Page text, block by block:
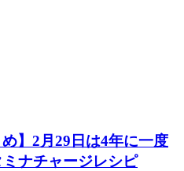
】2月29日は4年に一度
ナチャージレシピ